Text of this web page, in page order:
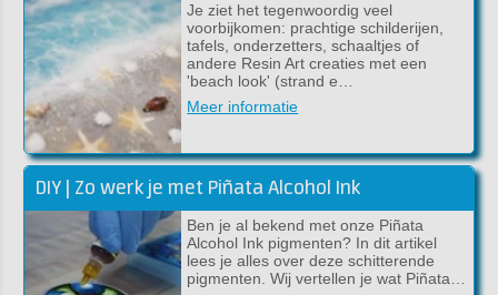
Je ziet het tegenwoordig veel
voorbijkomen: prachtige schilderijen,
tafels, onderzetters, schaaltjes of
andere Resin Art creaties met een
'beach look' (strand e…
Meer informatie
DIY | Zo werk je met Piñata Alcohol Ink
Ben je al bekend met onze Piñata
Alcohol Ink pigmenten? In dit artikel
lees je alles over deze schitterende
pigmenten. Wij vertellen je wat Piñata…